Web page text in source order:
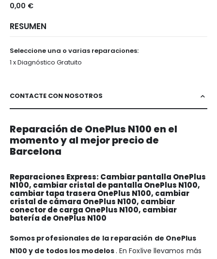
0,00 €
RESUMEN
Seleccione una o varias reparaciones:
1 x Diagnóstico Gratuito
CONTACTE CON NOSOTROS
Reparación de OnePlus N100 en el
momento y al mejor precio de
Barcelona
Reparaciones Express: Cambiar pantalla OnePlus
N100, cambiar cristal de pantalla OnePlus N100,
cambiar tapa trasera OnePlus N100, cambiar
cristal de cámara OnePlus N100, cambiar
conector de carga OnePlus N100, cambiar
batería de OnePlus N100
Somos profesionales de la reparación de OnePlus
N100 y de todos los modelos. En Foxlive llevamos más